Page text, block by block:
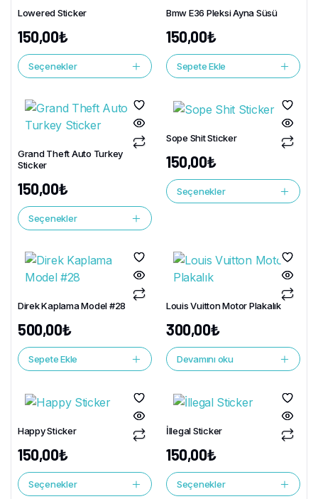
Lowered Sticker
150,00₺
Seçenekler
Bmw E36 Pleksi Ayna Süsü
150,00₺
Sepete Ekle
Grand Theft Auto Turkey
Sticker
150,00₺
Seçenekler
Sope Shit Sticker
150,00₺
Seçenekler
Direk Kaplama Model #28
500,00₺
Sepete Ekle
Louis Vuitton Motor Plakalık
300,00₺
Devamını oku
Happy Sticker
150,00₺
Seçenekler
İllegal Sticker
150,00₺
Seçenekler